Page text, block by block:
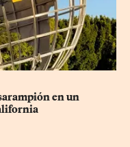
en un